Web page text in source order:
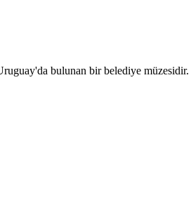
bulunan bir belediye müzesidir.